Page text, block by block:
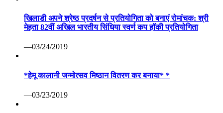
खिलाडी अपने श्रेष्ठ प्रदर्षन से प्रतियोगिता को बनाएं रोमांचक: श्री
मेहता 82वीं अखिल भारतीय सिंधिया स्वर्ण कप हॉकी प्रतियोगिता
—03/24/2019
*हेमू कालानी जन्मोत्सव मिष्ठान वितरण कर बनाया* *
—03/23/2019